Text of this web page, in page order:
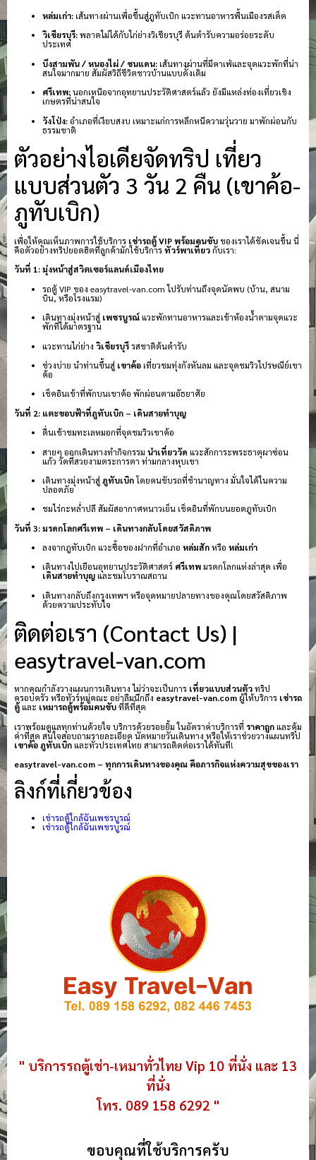
หล่มเก่า:เส้นทางผ่านเพื่อขึ้นสู่ภูทับเบิก แวะทานอาหารพื้นเมืองรสเด็ด
วิเชียรบุรี:พลาดไม่ได้กับไก่ย่างวิเชียรบุรี ต้นตำรับความอร่อยระดับ
ประเทศ
บึงสามพัน / หนองไผ่ / ชนแดน:เส้นทางผ่านที่มีคาเฟ่และจุดแวะพักที่น่า
สนใจมากมาย สัมผัสวิถีชีวิตชาวบ้านแบบดั้งเดิม
ศรีเทพ:นอกเหนือจากอุทยานประวัติศาสตร์แล้ว ยังมีแหล่งท่องเที่ยวเชิง
เกษตรที่น่าสนใจ
วังโป่ง:อำเภอที่เงียบสงบ เหมาะแก่การหลีกหนีความวุ่นวาย มาพักผ่อนกับ
ธรรมชาติ
ตัวอย่างไอเดียจัดทริป เที่ยว
แบบส่วนตัว 3 วัน 2 คืน (เขาค้อ-
ภูทับเบิก)
เพื่อให้คุณเห็นภาพการใช้บริการ เช่ารถตู้ VIP พร้อมคนขับ ของเราได้ชัดเจนขึ้น นี่
คือตัวอย่างทริปยอดฮิตที่ลูกค้ามักใช้บริการทัวร์พาเที่ยวกับเรา:
วันที่ 1: มุ่งหน้าสู่สวิตเซอร์แลนด์เมืองไทย
รถตู้ VIP ของ easytravel-van.com ไปรับท่านถึงจุดนัดพบ (บ้าน, สนาม
บิน, หรือโรงแรม)
เดินทางมุ่งหน้าสู่ เพชรบูรณ์แวะพักทานอาหารและเข้าห้องน้ำตามจุดแวะ
พักที่ได้มาตรฐาน
แวะทานไก่ย่าง วิเชียรบุรีรสชาติต้นตำรับ
ช่วงบ่าย นำท่านขึ้นสู่ เขาค้อเที่ยวชมทุ่งกังหันลม และจุดชมวิวไปรษณีย์เขา
ค้อ
เช็คอินเข้าที่พักบนเขาค้อ พักผ่อนตามอัธยาศัย
วันที่ 2: แตะขอบฟ้าที่ภูทับเบิก – เดินสายทำบุญ
ตื่นเช้าชมทะเลหมอกที่จุดชมวิวเขาค้อ
สายๆ ออกเดินทางทำกิจกรรม นำเที่ยววัด แวะสักการะพระธาตุผาซ่อน
แก้ว วัดที่สวยงามตระการตา ท่ามกลางหุบเขา
เดินทางมุ่งหน้าสู่ ภูทับเบิกโดยคนขับรถที่ชำนาญทาง มั่นใจได้ในความ
ปลอดภัย
ชมไร่กะหล่ำปลี สัมผัสอากาศหนาวเย็น เช็คอินที่พักบนยอดภูทับเบิก
วันที่ 3: มรดกโลกศรีเทพ – เดินทางกลับโดยสวัสดิภาพ
ลงจากภูทับเบิก แวะซื้อของฝากที่อำเภอ หล่มสักหรือ หล่มเก่า
เดินทางไปเยือนอุทยานประวัติศาสตร์ ศรีเทพมรดกโลกแห่งล่าสุด เพื่อ
เดินสายทำบุญและชมโบราณสถาน
เดินทางกลับถึงกรุงเทพฯ หรือจุดหมายปลายทางของคุณโดยสวัสดิภาพ
ด้วยความประทับใจ
ติดต่อเรา (Contact Us) |
easytravel-van.com
หากคุณกำลังวางแผนการเดินทาง ไม่ว่าจะเป็นการ เที่ยวแบบส่วนตัวทริป
ครอบครัว หรือทัวร์หมู่คณะ อย่าลืมนึกถึง easytravel-van.comผู้ให้บริการ เช่ารถ
ตู้และ เหมารถตู้พร้อมคนขับที่ดีที่สุด
เราพร้อมดูแลทุกท่านด้วยใจ บริการด้วยรอยยิ้ม ในอัตราค่าบริการที่ ราคาถูกและคุ้ม
ค่าที่สุด สนใจสอบถามรายละเอียด นัดหมายวันเดินทาง หรือให้เราช่วยวางแผนทริป
เขาค้อภูทับเบิกและทั่วประเทศไทย สามารถติดต่อเราได้ทันที!
easytravel-van.com – ทุกการเดินทางของคุณ คือภารกิจแห่งความสุขของเรา
ลิงก์ที่เกี่ยวข้อง
เช่ารถตู้ใกล้ฉันเพชรบูรณ์
เช่ารถตู้ใกล้ฉันเพชรบูรณ์
" บริการรถตู้เช่า-เหมาทั่วไทย Vip 10 ที่นั่ง และ 13
ที่นั่ง
โทร. 089 158 6292 "
ขอบคุณที่ใช้บริการครับ